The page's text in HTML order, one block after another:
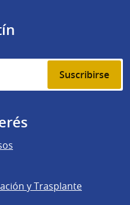
Suscribirse
y Trasplante